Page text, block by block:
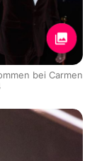
bei Carmen